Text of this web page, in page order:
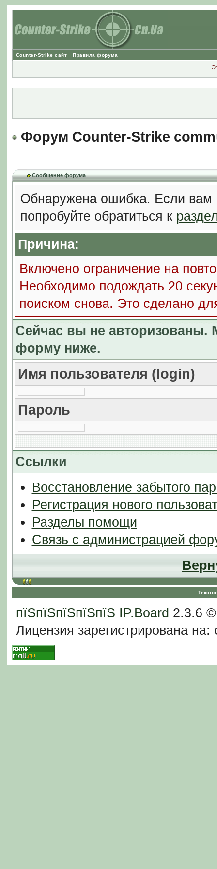
Counter-Strike сайт Правила форума
Форум Counter-Strike
Сообщение форума
Обнаружена ошибка. Если вам
попробуйте обратиться к
Причина:
Включено ограничение на
Необходимо подождать 20
поиском снова. Это сделано
Сейчас вы не авторизованы.
форму ниже.
Имя пользователя (login)
Пароль
Ссылки
Восстановление забытого
Регистрация нового
Разделы помощи
Связь с администрацией
пїЅпїЅпїЅпїЅпїЅ IP.Board 2.3.6
Лицензия зарегистрирована